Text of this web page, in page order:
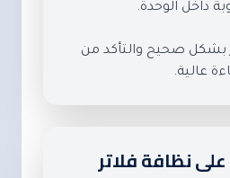
داخل الوحدة.
بشكل صحيح والتأكد من
عالية.
نظافة فلاتر